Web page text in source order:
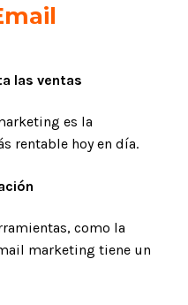
las ventas
es la
rentable hoy en día.
como la
marketing tiene un